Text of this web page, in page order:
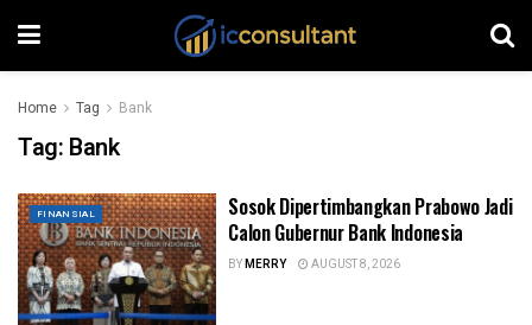
Home Tag Bank
Tag: Bank
FINANSIAL
Sosok Dipertimbangkan Prabowo Jadi
Calon Gubernur Bank Indonesia
BYMERRY AUGUST 8, 2026